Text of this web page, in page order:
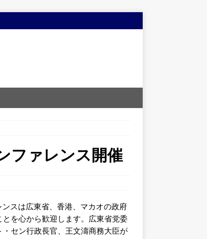
ファレンス開催
スは広東省、香港、マカオの政府
を心から歓迎します。広東省党委
セン行政長官、王文濤商務大臣が